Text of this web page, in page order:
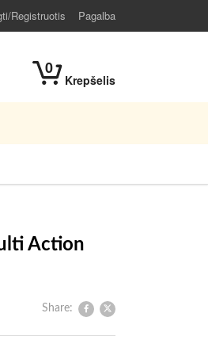
Registruotis Pagalba
0
Krepšelis
Action
Share: